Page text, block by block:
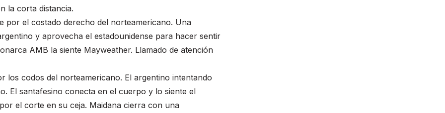
la corta distancia.
por el costado derecho del norteamericano. Una
y aprovecha el estadounidense para hacer sentir
AMB la siente Mayweather. Llamado de atención
los codos del norteamericano. El argentino intentando
El santafesino conecta en el cuerpo y lo siente el
el corte en su ceja. Maidana cierra con una